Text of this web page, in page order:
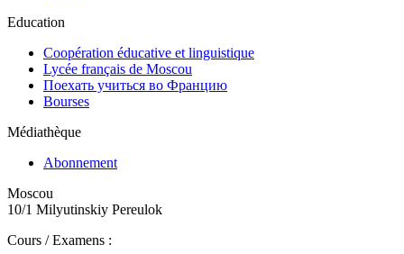
Education
Coopération éducative et linguistique
Lycée français de Moscou
Поехать учиться во Францию
Bourses
Médiathèque
Abonnement
Moscou
10/1 Milyutinskiy Pereulok
Cours / Examens :